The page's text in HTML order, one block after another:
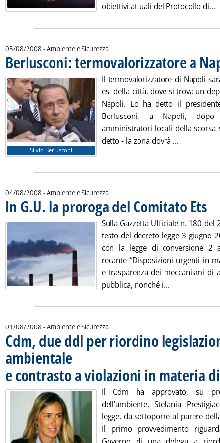
obiettivi attuali del Protocollo di...
05/08/2008 - Ambiente e Sicurezza
Berlusconi: termovalorizzatore a
Silvio Berlusconi
Il termovalorizzatore di Napoli
est della città, dove si trova un
Napoli. Lo ha detto il
Berlusconi, a Napoli,
amministratori locali della scorsa
detto - la zona dovrà ...
04/08/2008 - Ambiente e Sicurezza
In G.U. la proroga del Comitato Ets
Sulla Gazzetta Ufficiale n. 180 del
testo del decreto-legge 3 giugno
con la legge di conversione 2
recante “Disposizioni urgenti in
e trasparenza dei meccanismi di
pubblica, nonché i...
01/08/2008 - Ambiente e Sicurezza
Cdm, due ddl per riordino
ambientale
e contrasto a violazioni in materia
Il Cdm ha approvato, su
dell'ambiente, Stefania
legge, da sottoporre al parere
Il primo provvedimento